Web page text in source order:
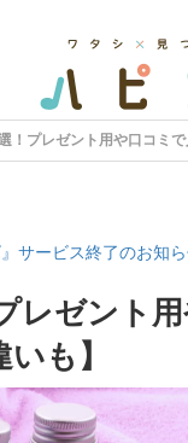
！プレゼント用や口コミ
サービス終了のお知
レゼント
も】